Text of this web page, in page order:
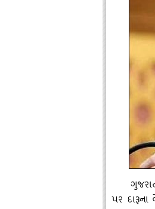
પર